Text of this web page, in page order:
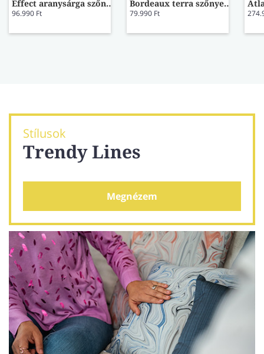
Effect aranysárga szőnyeg 83001/6121 160x230
96.990 Ft
Bordeaux terra szőnyeg 160cm*230cm
79.990 Ft
Stílusok
Trendy Lines
Megnézem